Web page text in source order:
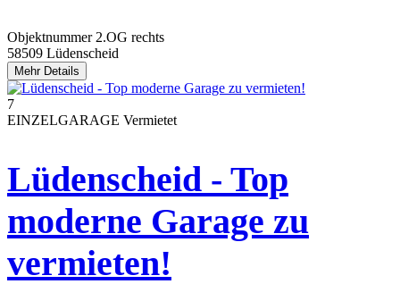
Objektnummer 2.OG rechts
58509 Lüdenscheid
Mehr Details
7
EINZELGARAGE Vermietet
Lüdenscheid - Top
moderne Garage zu
vermieten!